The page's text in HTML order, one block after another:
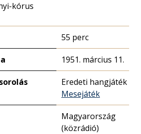
kórus
55 perc
1951. március 11.
Eredeti hangjáték
Mesejáték
Magyarország
(közrádió)